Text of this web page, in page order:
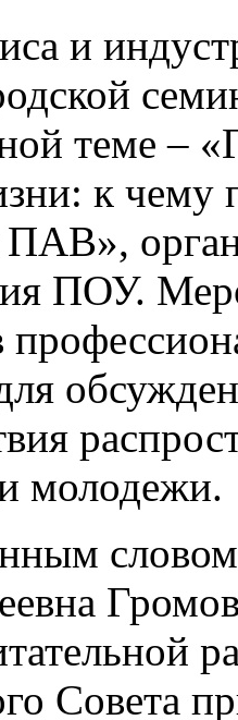
и
теме –
к чему
ПАВ»,
ПОУ.
молодежи.
Совета